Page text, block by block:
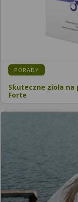
KATEGORIA:
PORADY
Skuteczne zioła
Forte